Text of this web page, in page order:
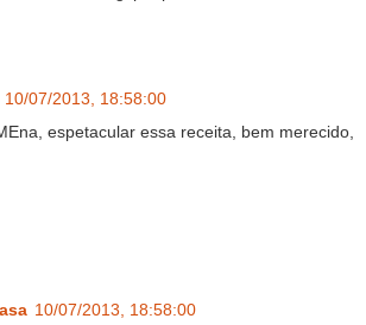
10/07/2013, 18:58:00
espetacular essa receita, bem merecido,
10/07/2013, 18:58:00